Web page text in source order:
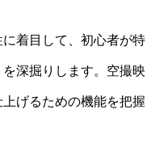
着目して、初心者が特
深掘りします。空撮映
げるための機能を把握